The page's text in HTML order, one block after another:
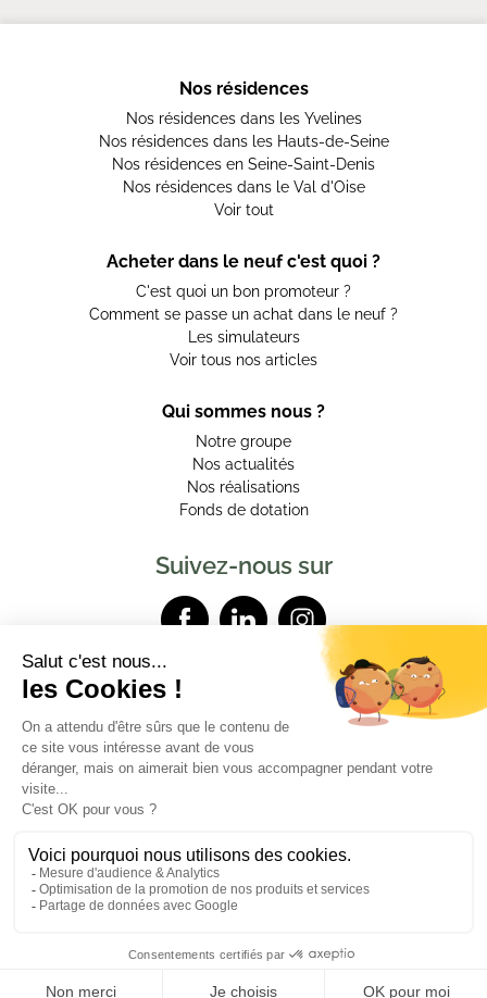
Nos résidences
Nos résidences dans les Yvelines
Nos résidences dans les Hauts-de-Seine
Nos résidences en Seine-Saint-Denis
Nos résidences dans le Val d'Oise
Voir tout
Acheter dans le neuf c'est quoi ?
C'est quoi un bon promoteur ?
Comment se passe un achat dans le neuf ?
Les simulateurs
Voir tous nos articles
Qui sommes nous ?
Notre groupe
Nos actualités
Nos réalisations
Fonds de dotation
Suivez-nous sur
Powered by Elixir
d'informations